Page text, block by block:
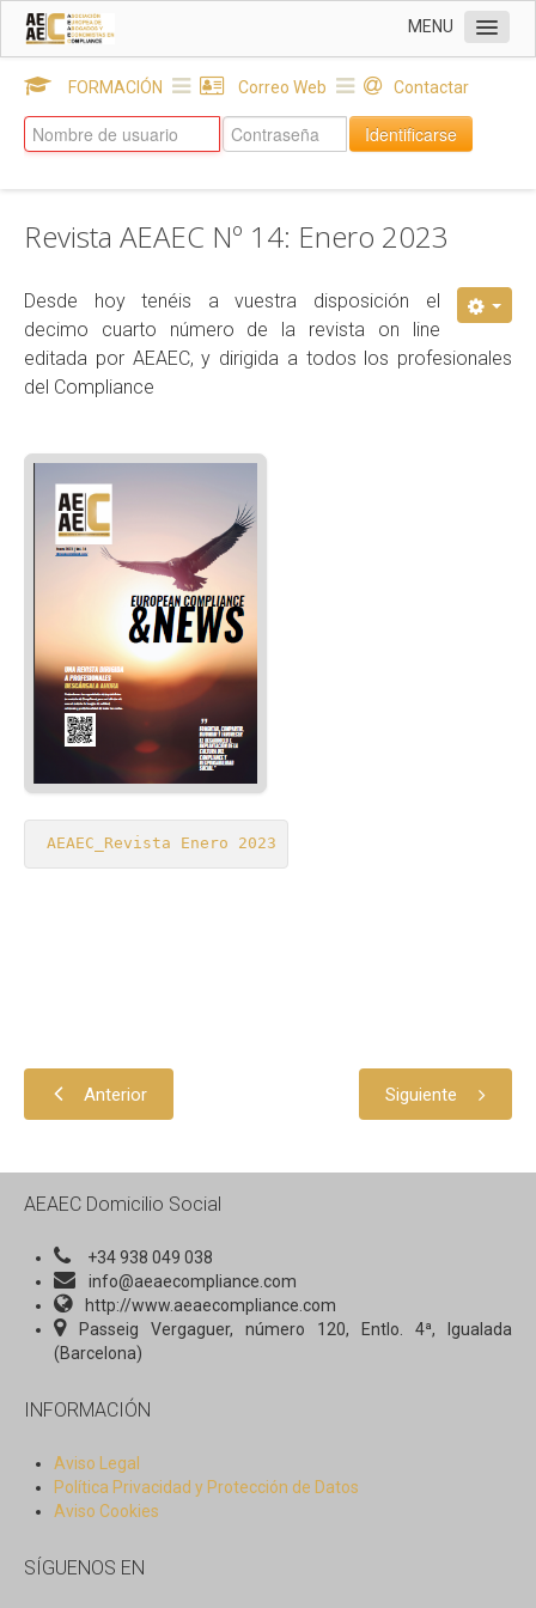
MENU
INICIO
Sobre AEAEC
EUROPEAN COMPLIANCE & NEWS
Revista AEAEC: Nº 20 Febrero 2026
Revista AEAEC: Nº 18 Enero 2025
Revista AEAEC: Nº 13 Julio 2022
Revista AEAEC: Nº 16 Enero 2024
Revista AEAEC: Nº 15 Julio 2023
Revista AEAEC: Nº 14 Enero 2023
Revista AEAEC: Nº 12 Enero 2022
Revista AEAEC: Nº 10 Enero 2021
Revista AEAEC: Nº 11 Julio 2021
Revista AEAEC: Nº 9 Julio 2020
Revista AEAEC: N. 4: Enero 2018
Revista AEAEC: Nº 8 Febrero 2020
Revista AEAEC: Nº 7 Julio 2019
Revista AEAEC: N. 1: Julio 2016
ACTUALIDAD
FORMACIÓN Correo Web Contactar
Identificarse
Revista AEAEC Nº 14: Enero 2023
Desde hoy tenéis a vuestra disposición el
decimo cuarto número de la revista on line
editada por AEAEC, y dirigida a todos los profesionales
del Compliance
AEAEC_Revista Enero 2023
Anterior Siguiente
AEAEC Domicilio Social
+34 938 049 038
info@aeaecompliance.com
http://www.aeaecompliance.com
Passeig Vergaguer, número 120, Entlo. 4ª, Igualada
(Barcelona)
INFORMACIÓN
Aviso Legal
Política Privacidad y Protección de Datos
Aviso Cookies
SÍGUENOS EN